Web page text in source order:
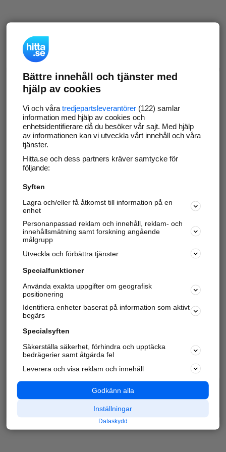
Bättre innehåll och tjänster med
hjälp av cookies
Vi och våra tredjepartsleverantörer(122) samlar
information med hjälp av cookies och
enhetsidentifierare då du besöker vår sajt. Med hjälp
av informationen kan vi utveckla vårt innehåll och våra
tjänster.
Hitta.se och dess partners kräver samtycke för
följande:
Syften
Lagra och/eller få åtkomst till information på en
enhet
Personanpassad reklam och innehåll, reklam- och
innehållsmätning samt forskning angående
målgrupp
Utveckla och förbättra tjänster
Specialfunktioner
Använda exakta uppgifter om geografisk
positionering
Identifiera enheter baserat på information som aktivt
begärs
Specialsyften
Säkerställa säkerhet, förhindra och upptäcka
bedrägerier samt åtgärda fel
Leverera och visa reklam och innehåll
Godkänn alla
Inställningar
Dataskydd